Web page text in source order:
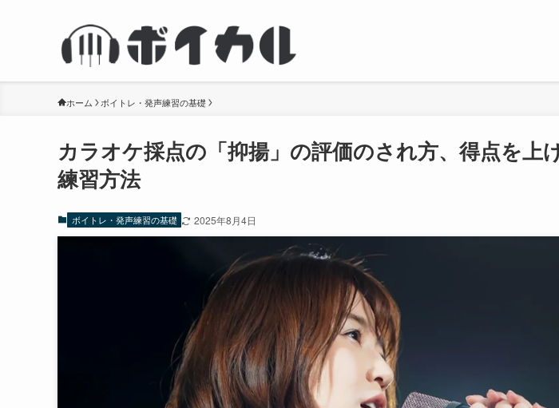
ホーム ボイトレ・発声練習の基礎
カラオケ採点の「抑揚」の評価のされ方、得点を上
練習方法
ボイトレ・発声練習の基礎 2025年8月4日